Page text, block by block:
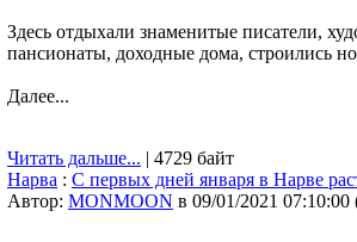
Здесь отдыхали знаменитые писатели,
пансионаты, доходные дома, строились
Далее...
Читать дальше... | 4729 байт
Нарва : C первых дней января в Нарве
Автор: MONMOON в 09/01/2021 07:10:00